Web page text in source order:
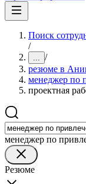
Поиск
/
... /
резюме в
менеджер по
проектная
менеджер по
Резюме